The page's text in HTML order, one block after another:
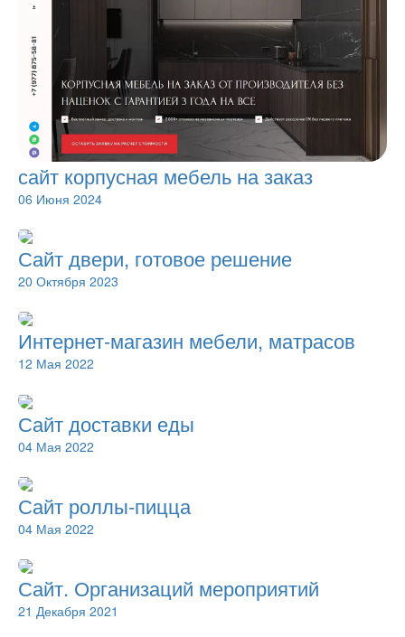
сайт корпусная мебель на заказ
06 Июня 2024
Сайт двери, готовое решение
20 Октября 2023
Интернет-магазин мебели, матрасов
12 Мая 2022
Сайт доставки еды
04 Мая 2022
Сайт роллы-пицца
04 Мая 2022
Сайт. Организаций мероприятий
21 Декабря 2021